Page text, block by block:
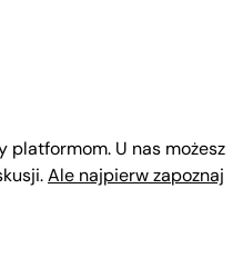
platformom. U nas możesz
Ale najpierw zapoznaj